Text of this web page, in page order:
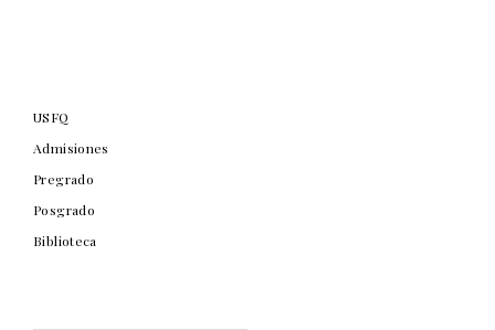
USFQ
Admisiones
Pregrado
Posgrado
Biblioteca